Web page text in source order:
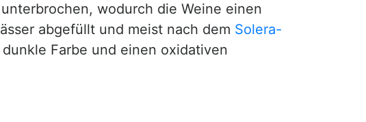
wodurch die Weine einen
abgefüllt und meist nach dem Solera-
Farbe und einen oxidativen